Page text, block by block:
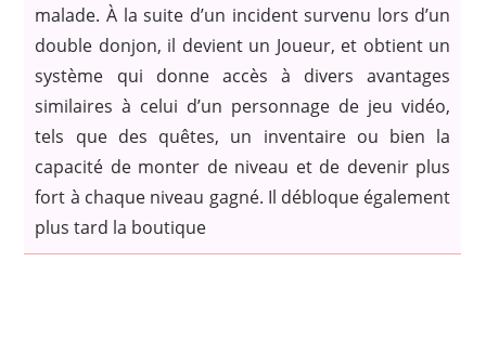
malade. À la suite d’un incident survenu lors d’un
double donjon, il devient un Joueur, et obtient un
système qui donne accès à divers avantages
similaires à celui d’un personnage de jeu vidéo,
tels que des quêtes, un inventaire ou bien la
capacité de monter de niveau et de devenir plus
fort à chaque niveau gagné. Il débloque également
plus tard la boutique